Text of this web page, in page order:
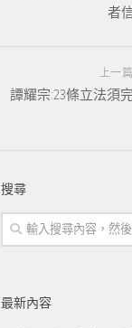
者
上一
譚耀宗:23條立法須
搜尋
最新內容